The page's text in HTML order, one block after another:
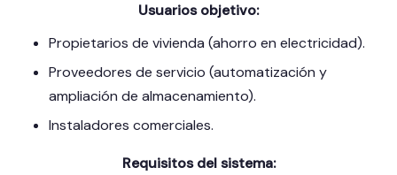
Usuarios objetivo:
Propietarios de vivienda (ahorro en electricidad).
Proveedores de servicio (automatización y
ampliación de almacenamiento).
Instaladores comerciales.
Requisitos del sistema: